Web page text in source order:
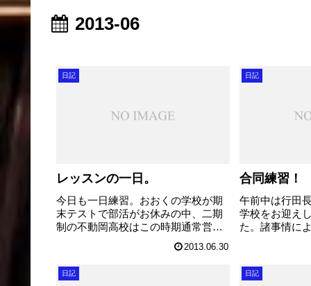
2013-06
日記
レッスンの一日。
今日も一日練習。おおくの学校が期
末テストで部活がお休みの中、二期
制の不動岡高校はこの時期通常営業
です。とは言え今年から第2中間考査
というものが始まり、少し一般的な
学校と同じ雰囲気になりました。来
週末はテスト前でお休みです。 さ
2013.06.30
日記
合同練習！
午前中は行田
学校をお迎え
た。諸事情に
しながら基礎
た。 すると
日記 日記